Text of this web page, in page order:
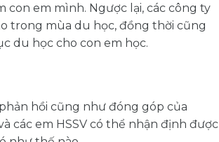
em mình. Ngược lại, các công ty
trong mùa du học, đồng thời cũng
du học cho con em học.
hồi cũng như đóng góp của
các em HSSV có thể nhận định được